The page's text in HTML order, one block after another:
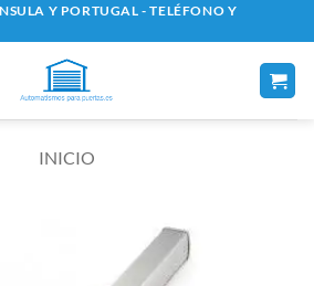
Y PORTUGAL - TELÉFONO Y
INICIO